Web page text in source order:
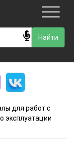
для работ с
эксплуатации